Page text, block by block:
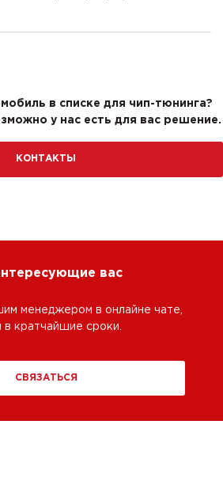
в списке для чип-тюнинга?
у нас есть для вас решение.
КОНТАКТЫ
вас
менеджером в онлайне чате,
в кратчайшие сроки.
СВЯЗАТЬСЯ